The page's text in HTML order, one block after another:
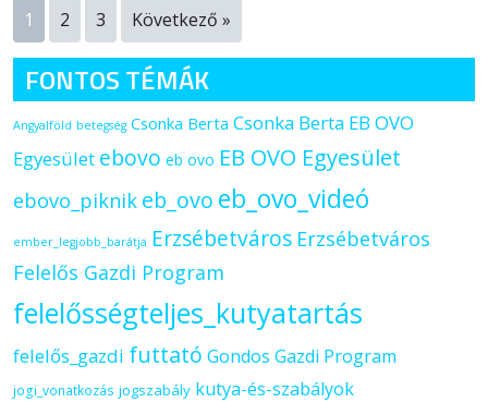
1 2 3 Következő »
FONTOS TÉMÁK
Angyalföld betegség Csonka Berta Csonka Berta EB OVO
Egyesület ebovo eb ovo EB OVO Egyesület
ebovo_piknik eb_ovo eb_ovo_videó
ember_legjobb_barátja Erzsébetváros Erzsébetváros
Felelős Gazdi Program
felelősségteljes_kutyatartás
felelős_gazdi futtató Gondos Gazdi Program
jogi_vonatkozás jogszabály kutya-és-szabályok